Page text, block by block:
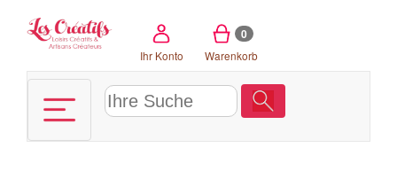
Ihr Konto
0
Warenkorb